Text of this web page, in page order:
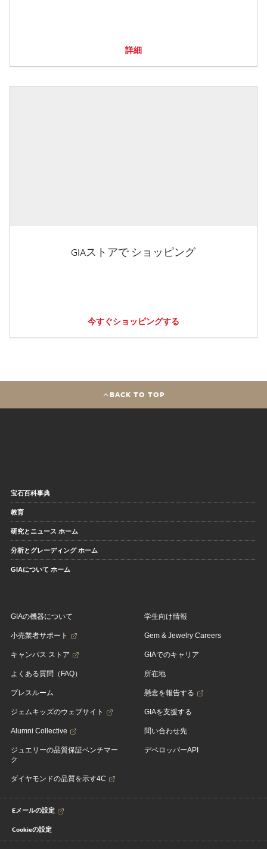
詳細
GIAストアで ショッピング
今すぐショッピングする
BACK TO TOP
宝石百科事典
教育
研究とニュース ホーム
分析とグレーディング ホーム
GIAについて ホーム
GIAの機器について
小売業者サポート
キャンパス ストア
よくある質問（FAQ）
プレスルーム
ジェムキッズのウェブサイト
Alumni Collective
ジュエリーの品質保証ベンチマー
ク
ダイヤモンドの品質を示す4C
学生向け情報
Gem & Jewelry Careers
GIAでのキャリア
所在地
懸念を報告する
GIAを支援する
問い合わせ先
デベロッパーAPI
Eメールの設定
Cookieの設定